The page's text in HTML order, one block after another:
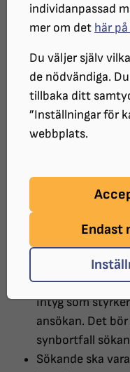
individanpassad
mer om det här
Du väljer själv
de nödvändiga.
tillbaka ditt
”Inställningar för
webbplats.
Endast
Stipendiet ska
träffa
för att delta i
Stipendium kan
synskadade i
idrottsutbyte
länder, tävlingar
Sökande måste
Intyg som
ansökan. Det
synbortfall
Sökande ska